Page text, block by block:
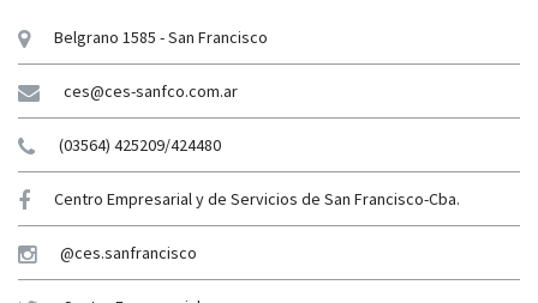
Belgrano 1585 - San Francisco
ces@ces-sanfco.com.ar
(03564) 425209/424480
Centro Empresarial y de Servicios de San Francisco-Cba.
@ces.sanfrancisco